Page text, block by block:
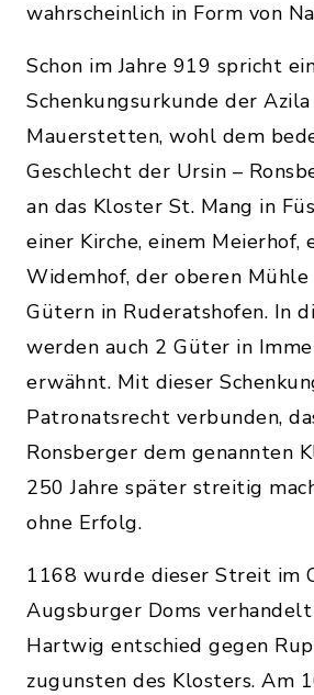
wahrscheinlich in Form von
Schon im Jahre 919 spricht
Schenkungsurkunde der
Mauerstetten, wohl dem
Geschlecht der Ursin –
an das Kloster St. Mang in
einer Kirche, einem Meierhof,
Widemhof, der oberen
Gütern in Ruderatshofen. In
werden auch 2 Güter in
erwähnt. Mit dieser
Patronatsrecht verbunden,
Ronsberger dem genannten
250 Jahre später streitig
ohne Erfolg.
1168 wurde dieser Streit im
Augsburger Doms
Hartwig entschied gegen
zugunsten des Klosters. Am